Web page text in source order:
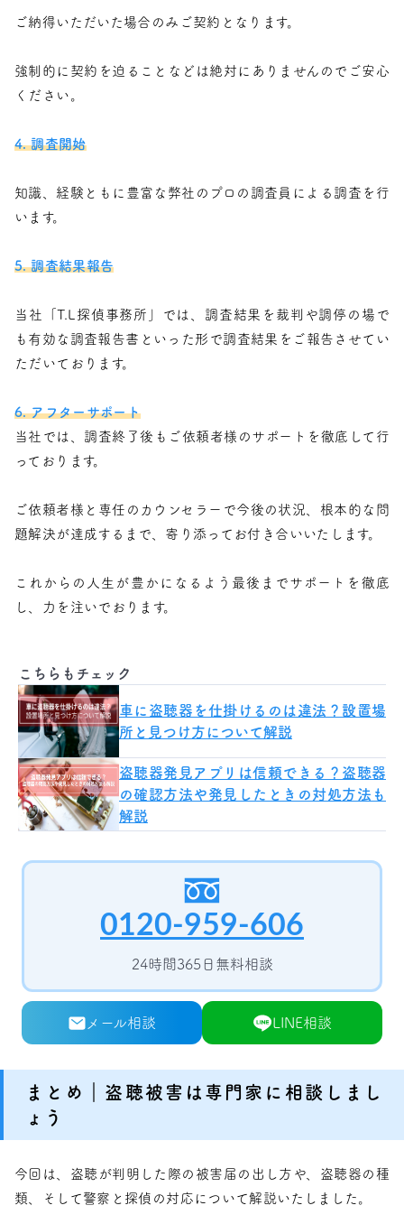
ご納得いただいた場合のみご契約となります。
強制的に契約を迫ることなどは絶対にありませんのでご安心
ください。
4. 調査開始
知識、経験ともに豊富な弊社のプロの調査員による調査を行
います。
5. 調査結果報告
当社「T.L探偵事務所」では、調査結果を裁判や調停の場で
も有効な調査報告書といった形で調査結果をご報告させてい
ただいております。
6. アフターサポート
当社では、調査終了後もご依頼者様のサポートを徹底して行
っております。
ご依頼者様と専任のカウンセラーで今後の状況、根本的な問
題解決が達成するまで、寄り添ってお付き合いいたします。
これからの人生が豊かになるよう最後までサポートを徹底
し、力を注いでおります。
こちらもチェック
車に盗聴器を仕掛けるのは違法？設置場
所と見つけ方について解説
盗聴器発見アプリは信頼できる？盗聴器
の確認方法や発見したときの対処方法も
解説
0120-959-606
24時間365日無料相談
メール相談 LINE相談
まとめ｜盗聴被害は専門家に相談しまし
ょう
今回は、盗聴が判明した際の被害届の出し方や、盗聴器の種
類、そして警察と探偵の対応について解説いたしました。